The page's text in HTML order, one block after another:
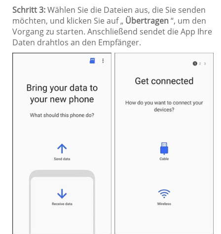
Schritt 3:Wählen Sie die Dateien aus, die Sie senden
möchten, und klicken Sie auf „ Übertragen“, um den
Vorgang zu starten. Anschließend sendet die App Ihre
Daten drahtlos an den Empfänger.